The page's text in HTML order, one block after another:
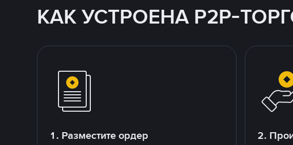
КАК УСТРОЕНА P2P-
1. Разместите ордер 2.